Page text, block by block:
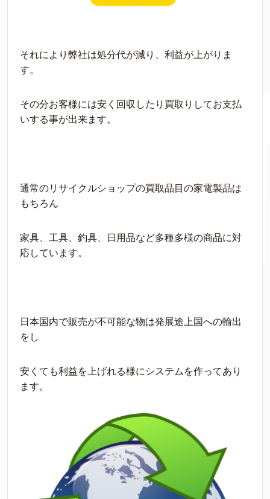
それにより弊社は処分代が減り、利益が上がりま
す。
その分お客様には安く回収したり買取りしてお支払
いする事が出来ます。
通常のリサイクルショップの買取品目の家電製品は
もちろん
家具、工具、釣具、日用品など多種多様の商品に対
応しています。
日本国内で販売が不可能な物は発展途上国への輸出
をし
安くても利益を上げれる様にシステムを作ってあり
ます。